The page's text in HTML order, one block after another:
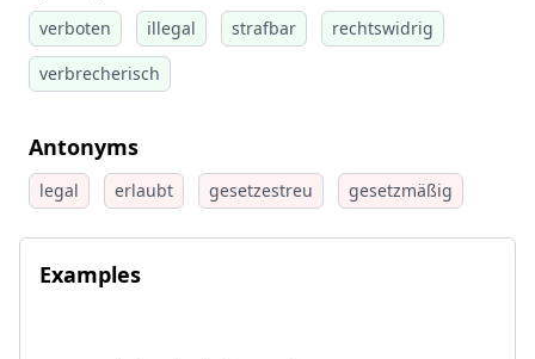
verboten illegal strafbar
rechtswidrig
verbrecherisch
Antonyms
legal erlaubt gesetzestreu gesetzmäßig
Examples